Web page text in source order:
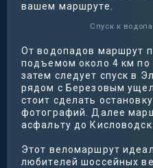
вашем маршруте.
Спуск к
От водопадов маршрут
подъемом около 4 км
затем следует спуск в
рядом с Березовым
стоит сделать
фотографий. Далее
асфальту до
Этот веломаршрут
любителей шоссейных